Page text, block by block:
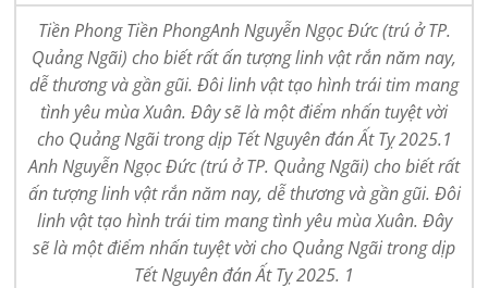
Tiền Phong Tiền PhongAnh Nguyễn Ngọc Đức (trú ở TP.
Quảng Ngãi) cho biết rất ấn tượng linh vật rắn năm nay,
dễ thương và gần gũi. Đôi linh vật tạo hình trái tim mang
tình yêu mùa Xuân. Đây sẽ là một điểm nhấn tuyệt vời
cho Quảng Ngãi trong dịp Tết Nguyên đán Ất Tỵ 2025.1
Anh Nguyễn Ngọc Đức (trú ở TP. Quảng Ngãi) cho biết rất
ấn tượng linh vật rắn năm nay, dễ thương và gần gũi. Đôi
linh vật tạo hình trái tim mang tình yêu mùa Xuân. Đây
sẽ là một điểm nhấn tuyệt vời cho Quảng Ngãi trong dịp
Tết Nguyên đán Ất Tỵ 2025. 1